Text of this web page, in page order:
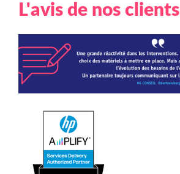
L'avis de nos clients